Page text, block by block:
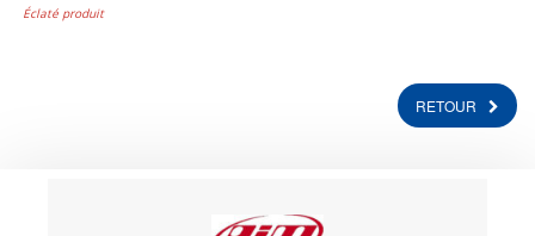
Éclaté produit
RETOUR